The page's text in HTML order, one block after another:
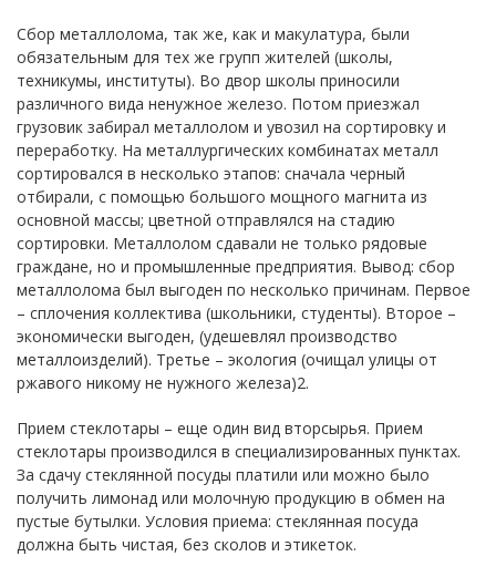
Сбор металлолома, так же, как и макулатура, были
обязательным для тех же групп жителей (школы,
техникумы, институты). Во двор школы приносили
различного вида ненужное железо. Потом приезжал
грузовик забирал металлолом и увозил на сортировку и
переработку. На металлургических комбинатах металл
сортировался в несколько этапов: сначала черный
отбирали, с помощью большого мощного магнита из
основной массы; цветной отправлялся на стадию
сортировки. Металлолом сдавали не только рядовые
граждане, но и промышленные предприятия. Вывод: сбор
металлолома был выгоден по несколько причинам. Первое
– сплочения коллектива (школьники, студенты). Второе –
экономически выгоден, (удешевлял производство
металлоизделий). Третье – экология (очищал улицы от
ржавого никому не нужного железа)2.
Прием стеклотары – еще один вид вторсырья. Прием
стеклотары производился в специализированных пунктах.
За сдачу стеклянной посуды платили или можно было
получить лимонад или молочную продукцию в обмен на
пустые бутылки. Условия приема: стеклянная посуда
должна быть чистая, без сколов и этикеток.